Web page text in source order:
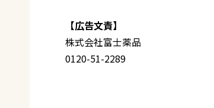
【広告文責】
株式会社富士薬品
0120-51-2289